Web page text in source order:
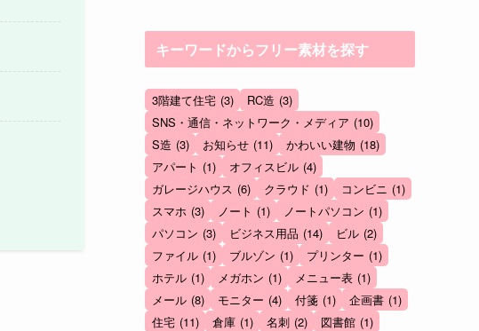
キーワードからフリー素材を探す
3階建て住宅 (3) RC造 (3)
SNS・通信・ネットワーク・メディア (10)
S造 (3) お知らせ (11) かわいい建物 (18)
アパート (1) オフィスビル (4)
ガレージハウス (6) クラウド (1) コンビニ (1)
スマホ (3) ノート (1) ノートパソコン (1)
パソコン (3) ビジネス用品 (14) ビル (2)
ファイル (1) ブルゾン (1) プリンター (1)
ホテル (1) メガホン (1) メニュー表 (1)
メール (8) モニター (4) 付箋 (1) 企画書 (1)
住宅 (11) 倉庫 (1) 名刺 (2) 図書館 (1)